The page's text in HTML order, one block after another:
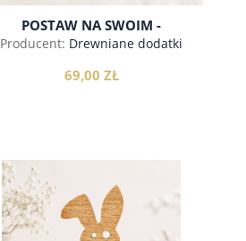
POSTAW NA SWOIM -
WIELKANOCNY BOX
Producent: Drewniane dodatki
69,00 ZŁ
do koszyka